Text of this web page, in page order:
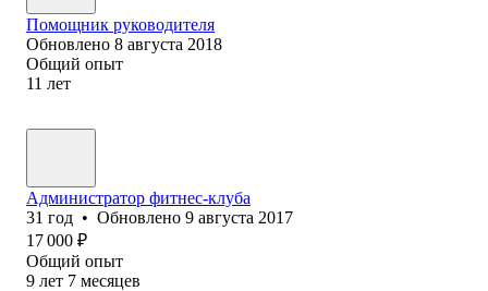
Помощник руководителя
Обновлено 8 августа 2018
Общий опыт
11 лет
Администратор фитнес-клуба
31 год • Обновлено 9 августа 2017
17 000 ₽
Общий опыт
9 лет 7 месяцев